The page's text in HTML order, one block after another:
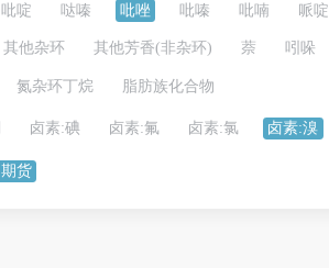
吡啶 哒嗪 吡唑 吡嗪 吡喃 哌啶
其他杂环 其他芳香(非杂环) 萘 吲哚
氮杂环丁烷 脂肪族化合物
卤素:碘 卤素:氟 卤素:氯 卤素:溴
期货